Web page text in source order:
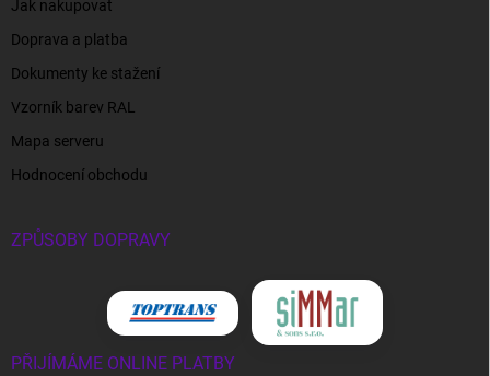
Jak nakupovat
Doprava a platba
Dokumenty ke stažení
Vzorník barev RAL
Mapa serveru
Hodnocení obchodu
ZPŮSOBY DOPRAVY
PŘIJÍMÁME ONLINE PLATBY